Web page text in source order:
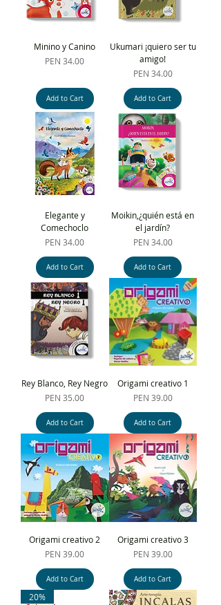
Minino y Canino
Price
PEN 34.00
Add to Cart
Ukumari ¡quiero ser tu
amigo!
Price
PEN 34.00
Add to Cart
Elegante y
Comechoclo
Price
PEN 34.00
Add to Cart
Moikin,¿quién está en
el jardín?
Price
PEN 34.00
Add to Cart
Rey Blanco, Rey Negro
Price
PEN 35.00
Add to Cart
Origami creativo 1
Price
PEN 39.00
Add to Cart
Origami creativo 2
Price
PEN 39.00
Add to Cart
Origami creativo 3
Price
PEN 39.00
Add to Cart
20%